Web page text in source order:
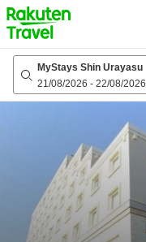
to
top
page
MyStays Shin Urayasu
21/08/2026 - 22/08/2026